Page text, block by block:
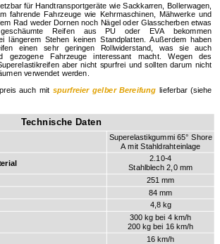
für Handtransportgeräte wie Sackkarren, Bollerwagen,
fahrende Fahrzeuge wie Kehrmaschinen, Mähwerke und
Rad weder Dornen noch Nägel oder Glasscherben etwas
Reifen aus PU oder EVA bekommen
längerem Stehen keinen Standplatten. Außerdem haben
einen sehr geringen Rollwiderstand, was sie auch
gezogene Fahrzeuge interessant macht. Wegen des
aber nicht spurfrei und sollten darum nicht
verwendet werden.
auch mitspurfreier gelber Bereifung lieferbar (siehe
Technische Daten
Superelastikgummi 65° Shore
A mit Stahldrahteinlage
2.10-4
Stahlblech 2,0 mm
251 mm
84 mm
4,8 kg
300 kg bei 4 km/h
200 kg bei 16 km/h
16 km/h